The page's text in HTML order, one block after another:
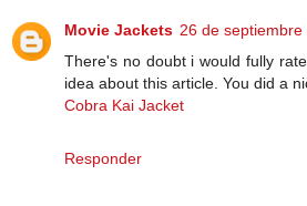
Movie Jackets 26 de
There's no doubt i would fully
idea about this article. You did a
Cobra Kai Jacket
Responder